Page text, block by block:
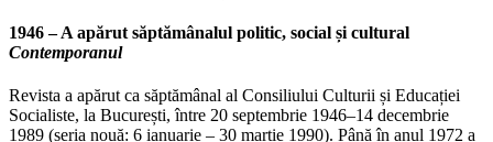
1946 – A apărut săptămânalul politic, social și cultural
Contemporanul
Revista a apărut ca săptămânal al Consiliului Culturii și Educației
Socialiste, la București, între 20 septembrie 1946–14 decembrie
1989 (seria nouă: 6 ianuarie – 30 martie 1990). Până în anul 1972 a